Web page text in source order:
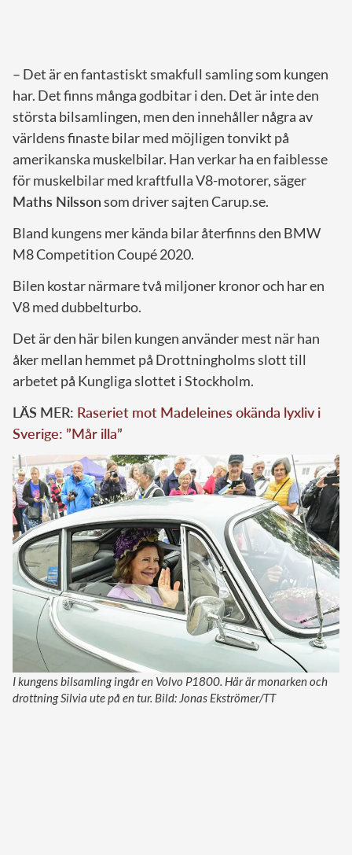
– Det är en fantastiskt smakfull samling som kungen
har. Det finns många godbitar i den. Det är inte den
största bilsamlingen, men den innehåller några av
världens finaste bilar med möjligen tonvikt på
amerikanska muskelbilar. Han verkar ha en faiblesse
för muskelbilar med kraftfulla V8-motorer, säger
Maths Nilssonsom driver sajten Carup.se.
Bland kungens mer kända bilar återfinns den BMW
M8 Competition Coupé 2020.
Bilen kostar närmare två miljoner kronor och har en
V8 med dubbelturbo.
Det är den här bilen kungen använder mest när han
åker mellan hemmet på Drottningholms slott till
arbetet på Kungliga slottet i Stockholm.
LÄS MER: Raseriet mot Madeleines okända lyxliv i
Sverige: ”Mår illa”
I kungens bilsamling ingår en Volvo P1800. Här är monarken och
drottning Silvia ute på en tur. Bild: Jonas Ekströmer/TT